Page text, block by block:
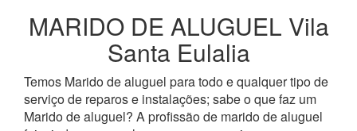
MARIDO DE ALUGUEL Vila
Santa Eulalia
Temos Marido de aluguel para todo e qualquer tipo de
serviço de reparos e instalações; sabe o que faz um
Marido de aluguel? A profissão de marido de aluguel